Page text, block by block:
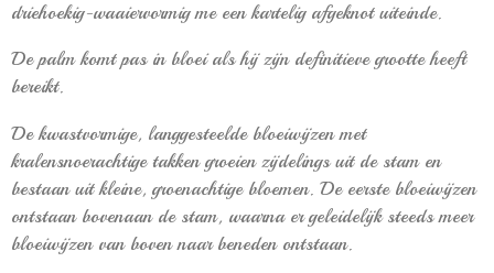
driehoekig-waaiervormig me een kartelig afgeknot uiteinde.
De palm komt pas in bloei als hij zijn definitieve grootte heeft
bereikt.
De kwastvormige, langgesteelde bloeiwijzen met
kralensnoerachtige takken groeien zijdelings uit de stam en
bestaan uit kleine, groenachtige bloemen. De eerste bloeiwijzen
ontstaan bovenaan de stam, waarna er geleidelijk steeds meer
bloeiwijzen van boven naar beneden ontstaan.